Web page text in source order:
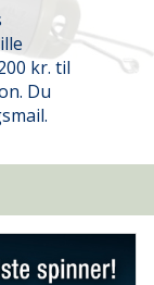
kr. til
Du